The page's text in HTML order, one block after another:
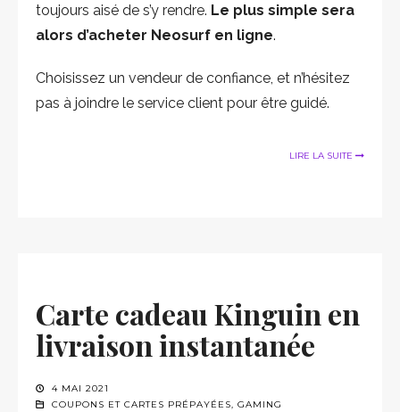
toujours aisé de s’y rendre. Le plus simple sera
alors d’acheter Neosurf en ligne.
Choisissez un vendeur de confiance, et n’hésitez
pas à joindre le service client pour être guidé.
LIRE LA SUITE
Carte cadeau Kinguin en
livraison instantanée
4 MAI 2021
COUPONS ET CARTES PRÉPAYÉES, GAMING